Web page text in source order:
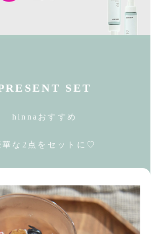
SET
hinnaおすすめ
華な2点をセットに♡